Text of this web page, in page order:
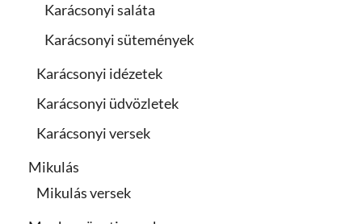
Karácsonyi saláta
Karácsonyi sütemények
Karácsonyi idézetek
Karácsonyi üdvözletek
Karácsonyi versek
Mikulás
Mikulás versek